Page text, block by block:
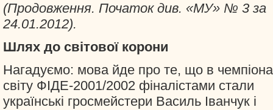
(Продовження. Початок див. «МУ» № 3 за
24.01.2012).
Шлях до світової корони
Нагадуємо: мова йде про те, що в
світу ФІДЕ-2001/2002 фіналістами стали
українські гросмейстери Василь Іванчук і